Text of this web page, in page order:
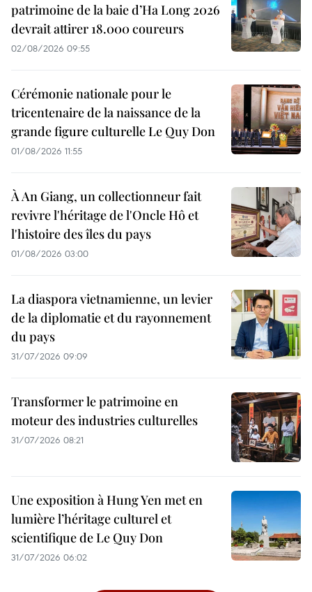
patrimoine de la baie d’Ha Long 2026
devrait attirer 18.000 coureurs
02/08/2026 09:55
Cérémonie nationale pour le
tricentenaire de la naissance de la
grande figure culturelle Le Quy Don
01/08/2026 11:55
À An Giang, un collectionneur fait
revivre l'héritage de l'Oncle Hô et
l'histoire des îles du pays
01/08/2026 03:00
La diaspora vietnamienne, un levier
de la diplomatie et du rayonnement
du pays
31/07/2026 09:09
Transformer le patrimoine en
moteur des industries culturelles
31/07/2026 08:21
Une exposition à Hung Yen met en
lumière l’héritage culturel et
scientifique de Le Quy Don
31/07/2026 06:02